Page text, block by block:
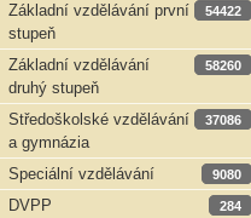
Základní vzdělávání první
stupeň
54422
Základní vzdělávání
druhý stupeň
58260
Středoškolské vzdělávání
a gymnázia
37086
Speciální vzdělávání 9080
DVPP 284